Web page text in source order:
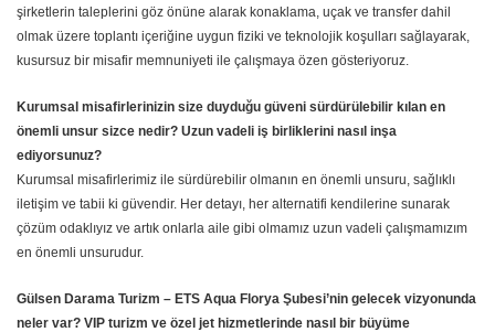
şirketlerin taleplerini göz önüne alarak konaklama, uçak ve transfer dahil
olmak üzere toplantı içeriğine uygun fiziki ve teknolojik koşulları sağlayarak,
kusursuz bir misafir memnuniyeti ile çalışmaya özen gösteriyoruz.
Kurumsal misafirlerinizin size duyduğu güveni sürdürülebilir kılan en
önemli unsur sizce nedir? Uzun vadeli iş birliklerini nasıl inşa
ediyorsunuz?
Kurumsal misafirlerimiz ile sürdürebilir olmanın en önemli unsuru, sağlıklı
iletişim ve tabii ki güvendir. Her detayı, her alternatifi kendilerine sunarak
çözüm odaklıyız ve artık onlarla aile gibi olmamız uzun vadeli çalışmamızım
en önemli unsurudur.
Gülsen Darama Turizm – ETS Aqua Florya Şubesi’nin gelecek vizyonunda
neler var? VIP turizm ve özel jet hizmetlerinde nasıl bir büyüme